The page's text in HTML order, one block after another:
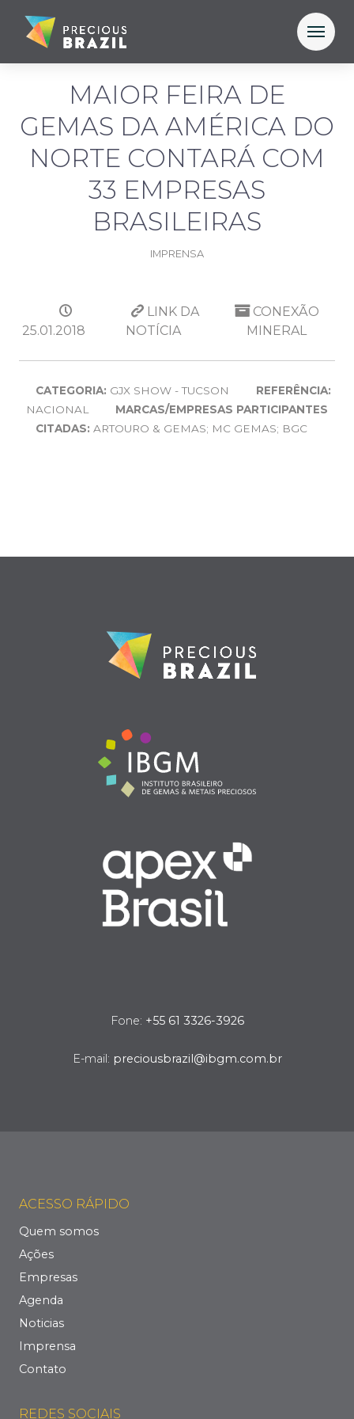
MAIOR FEIRA DE
GEMAS DA AMÉRICA DO
NORTE CONTARÁ COM
33 EMPRESAS
BRASILEIRAS
IMPRENSA
25.01.2018
LINK DA
NOTÍCIA
CONEXÃO
MINERAL
CATEGORIA: GJX SHOW - TUCSON
REFERÊNCIA:
NACIONAL
MARCAS/EMPRESAS PARTICIPANTES
CITADAS: ARTOURO & GEMAS; MC GEMAS; BGC
Fone: +55 61 3326-3926
E-mail: preciousbrazil@ibgm.com.br
ACESSO RÁPIDO
Quem somos
Ações
Empresas
Agenda
Noticias
Imprensa
Contato
REDES SOCIAIS